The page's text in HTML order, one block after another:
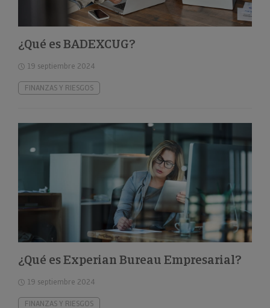
¿Qué es BADEXCUG?
19 septiembre 2024
FINANZAS Y RIESGOS
¿Qué es Experian Bureau Empresarial?
19 septiembre 2024
FINANZAS Y RIESGOS